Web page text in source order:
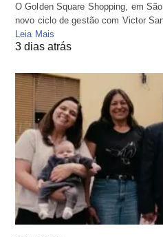
O Golden Square Shopping, em
novo ciclo de gestão com Victor
Leia Mais
3 dias atrás